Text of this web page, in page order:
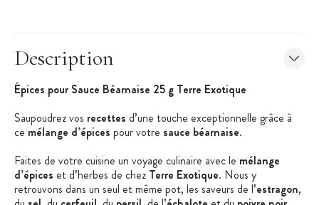
Description
Épices pour Sauce Béarnaise 25 g Terre Exotique
Saupoudrez vos recettes d’une touche exceptionnelle grâce à
ce mélange d’épices pour votre sauce béarnaise.
Faites de votre cuisine un voyage culinaire avec le mélange
d’épices et d’herbes de chez Terre Exotique. Nous y
retrouvons dans un seul et même pot, les saveurs de l’estragon,